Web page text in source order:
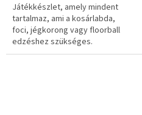
0,0
csillag.
Játékkészlet, amely mindent
tartalmaz, ami a kosárlabda,
foci, jégkorong vagy floorball
edzéshez szükséges.